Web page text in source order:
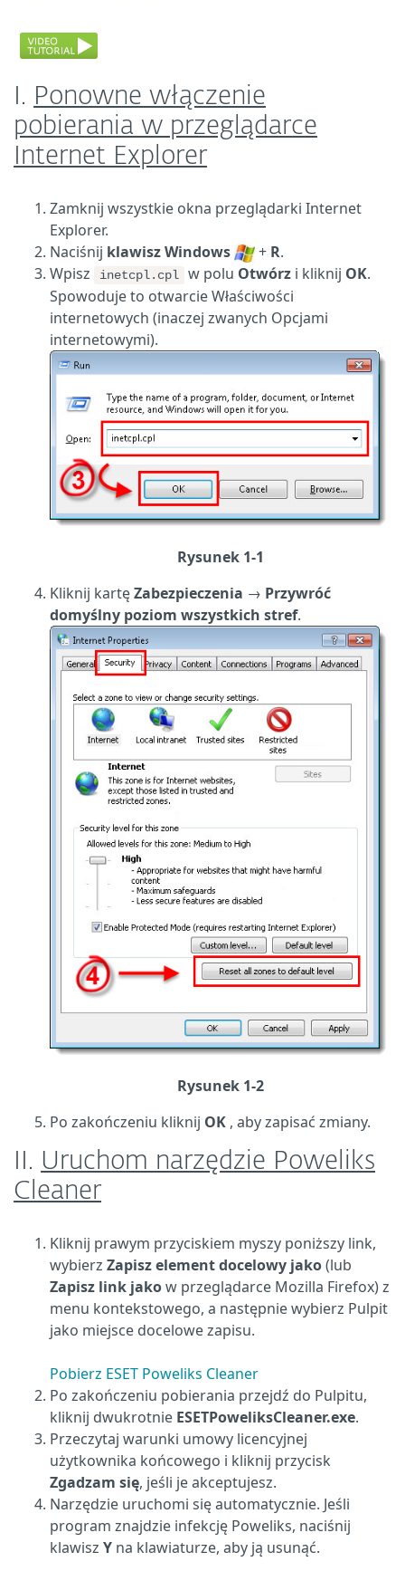
I. Ponowne włączenie
pobierania w przeglądarce
Internet Explorer
Zamknij wszystkie okna przeglądarki Internet
Explorer.
Naciśnij klawisz Windows + R.
Wpisz
inetcpl.cpl w polu Otwórz i kliknij OK.
Spowoduje to otwarcie Właściwości
internetowych (inaczej zwanych Opcjami
internetowymi).
Rysunek 1-1
Kliknij kartęZabezpieczenia → Przywróć
domyślny poziom wszystkich stref.
Rysunek 1-2
Po zakończeniu kliknij OK , aby zapisać zmiany.
II. Uruchom narzędzie Poweliks
Cleaner
Kliknij prawym przyciskiem myszy poniższy link,
wybierz Zapisz element docelowy jako(lub
Zapisz link jakow przeglądarce Mozilla Firefox) z
menu kontekstowego, a następnie wybierz Pulpit
jako miejsce docelowe zapisu.
Pobierz ESET Poweliks Cleaner
Po zakończeniu pobierania przejdź do Pulpitu,
kliknij dwukrotnie ESETPoweliksCleaner.exe.
Przeczytaj warunki umowy licencyjnej
użytkownika końcowego i kliknij przycisk
Zgadzam się, jeśli je akceptujesz.
Narzędzie uruchomi się automatycznie. Jeśli
program znajdzie infekcję Poweliks, naciśnij
klawisz Y na klawiaturze, aby ją usunąć.